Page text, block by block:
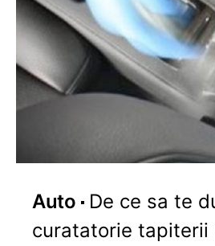
Auto
De ce sa te
curatatorie tapiterii